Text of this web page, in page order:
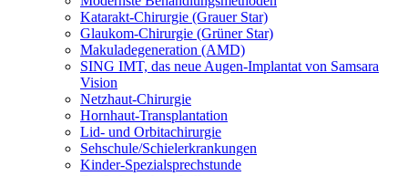
Katarakt-Chirurgie (Grauer Star)
Glaukom-Chirurgie (Grüner Star)
Makuladegeneration (AMD)
SING IMT, das neue Augen-Implantat von Samsara
Vision
Netzhaut-Chirurgie
Hornhaut-Transplantation
Lid- und Orbitachirurgie
Sehschule/Schielerkrankungen
Kinder-Spezialsprechstunde